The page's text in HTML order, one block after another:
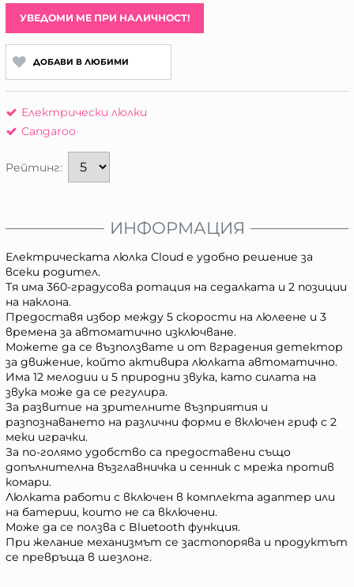
УВЕДОМИ МЕ ПРИ НАЛИЧНОСТ!
ДОБАВИ В ЛЮБИМИ
Електрически люлки
Cangaroo
Рейтинг:
ИНФОРМАЦИЯ
Електрическата люлка Cloud е удобно решение за
всеки родител.
Тя има 360-градусова ротация на седалката и 2 позиции
на наклона.
Предоставя избор между 5 скорости на люлеене и 3
времена за автоматично изключване.
Можете да се възползвате и от вградения детектор
за движение, който активира люлката автоматично.
Има 12 мелодии и 5 природни звука, като силата на
звука може да се регулира.
За развитие на зрителните възприятия и
разпознаването на различни форми е включен гриф с 2
меки играчки.
За по-голямо удобство са предоставени също
допълнителна възглавничка и сенник с мрежа против
комари.
Люлката работи с включен в комплекта адаптер или
на батерии, които не са включени.
Може да се ползва с Bluetooth функция.
При желание механизмът се застопорява и продуктът
се превръща в шезлонг.